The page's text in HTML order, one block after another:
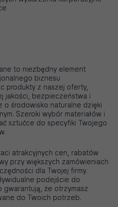
to niezbędny element
biznesu
produkty z naszej oferty,
jakości, bezpieczeństwa i
o środowisko naturalne dzięki
Szeroki wybór materiałów i
sztućce do specyfiki Twojego
atrakcyjnych cen, rabatów
przy większych zamówieniach
dla Twojej firmy.
podejście do
że otrzymasz
do Twoich potrzeb.